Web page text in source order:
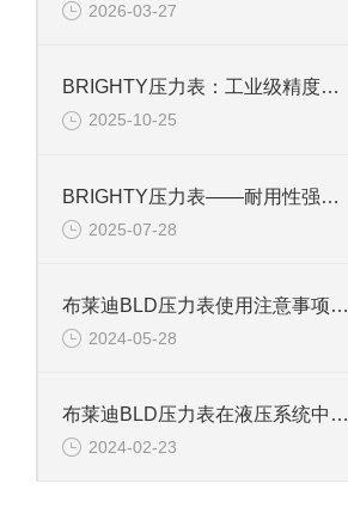
2026-03-27
BRIGHTY压力表：工业级精度如何重塑流体控制系统的稳定性
2025-10-25
BRIGHTY压力表——耐用性强，工业现场的理想选择
2025-07-28
布莱迪BLD压力表使用注意事项全解析
2024-05-28
布莱迪BLD压力表在液压系统中的关键应用与优势解析
2024-02-23